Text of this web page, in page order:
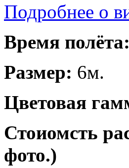
Подробнее о
Время полёта:
Размер: 6м.
Цветовая
Стоиомсть
фото.)